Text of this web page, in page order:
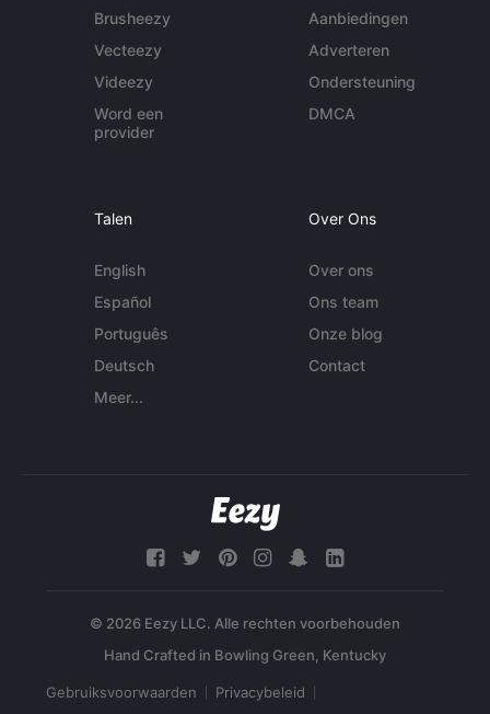
Brusheezy
Vecteezy
Videezy
Word een
provider
Aanbiedingen
Adverteren
Ondersteuning
DMCA
Talen
English
Español
Português
Deutsch
Meer...
Over Ons
Over ons
Ons team
Onze blog
Contact
© 2026 Eezy LLC. Alle rechten voorbehouden
Gebruiksvoorwaarden Privacybeleid